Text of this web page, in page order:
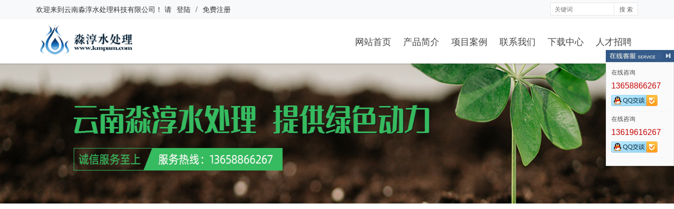
欢迎来到云南淼淳水处理科技有限公司 ！ 请 登陆 / 免费注册 搜 索
网站首页 产品简介 项目案例 联系我们 下载中心 人才招聘
在线咨询
13658866267
在线咨询
13619616267